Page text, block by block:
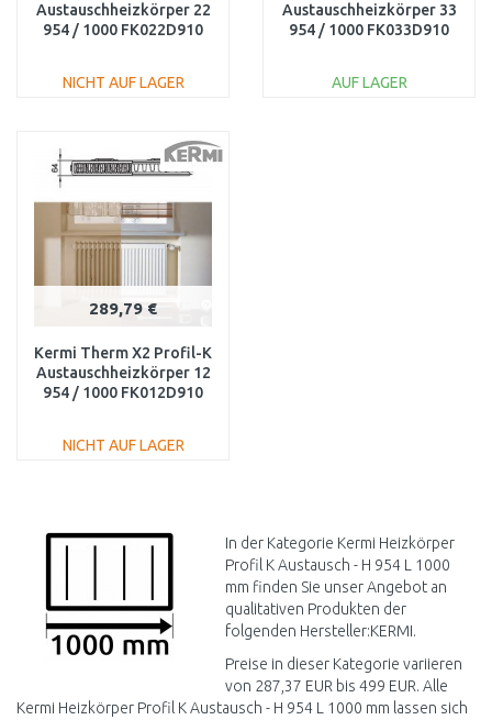
Austauschheizkörper 22
954 / 1000 FK022D910
NICHT AUF LAGER
Vergleichen
Austauschheizkörper 33
954 / 1000 FK033D910
AUF LAGER
289,79 €
Kermi Therm X2 Profil-K
Austauschheizkörper 12
954 / 1000 FK012D910
NICHT AUF LAGER
Vergleichen
In der Kategorie Kermi Heizkörper
Profil K Austausch - H 954 L 1000
mm finden Sie unser Angebot an
qualitativen Produkten der
folgenden Hersteller:KERMI.
Preise in dieser Kategorie variieren
von 287,37 EUR bis 499 EUR. Alle
Kermi Heizkörper Profil K Austausch - H 954 L 1000 mm lassen sich